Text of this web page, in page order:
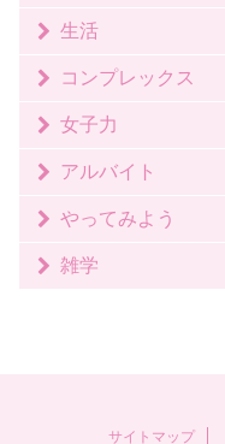
生活
コンプレックス
女子力
アルバイト
やってみよう
雑学
サイトマップ